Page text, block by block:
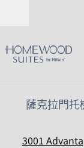
薩克拉門
3001